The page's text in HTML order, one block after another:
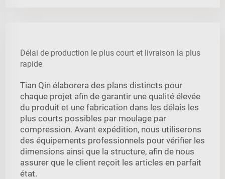
Délai de production le plus court et livraison la plus
rapide
Tian Qin élaborera des plans distincts pour
chaque projet afin de garantir une qualité élevée
du produit et une fabrication dans les délais les
plus courts possibles par moulage par
compression. Avant expédition, nous utiliserons
des équipements professionnels pour vérifier les
dimensions ainsi que la structure, afin de nous
assurer que le client reçoit les articles en parfait
état.